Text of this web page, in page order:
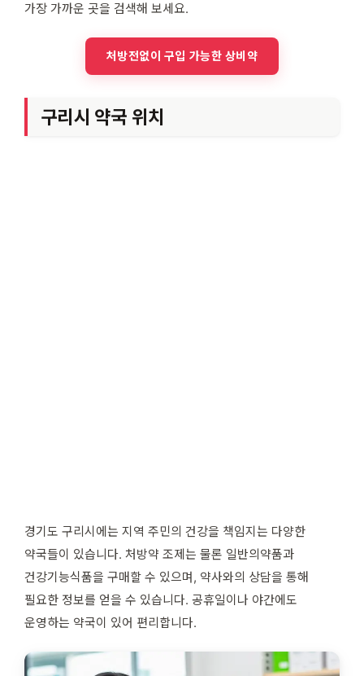
가장 가까운 곳을 검색해 보세요.
처방전없이 구입 가능한 상비약
구리시 약국 위치
경기도 구리시에는 지역 주민의 건강을 책임지는 다양한
약국들이 있습니다. 처방약 조제는 물론 일반의약품과
건강기능식품을 구매할 수 있으며, 약사와의 상담을 통해
필요한 정보를 얻을 수 있습니다. 공휴일이나 야간에도
운영하는 약국이 있어 편리합니다.